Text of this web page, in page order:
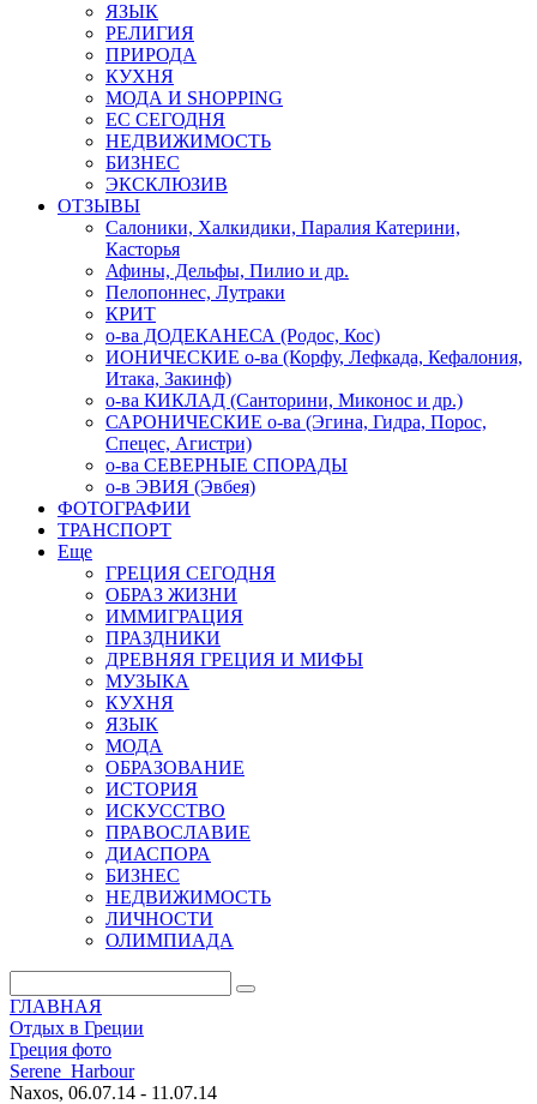
ЯЗЫК
РЕЛИГИЯ
ПРИРОДА
КУХНЯ
МОДА И SHOPPING
ЕС СЕГОДНЯ
НЕДВИЖИМОСТЬ
БИЗНЕС
ЭКСКЛЮЗИВ
ОТЗЫВЫ
Салоники, Халкидики, Паралия Катерини,
Касторья
Афины, Дельфы, Пилио и др.
Пелопоннес, Лутраки
КРИТ
о-ва ДОДЕКАНЕСА (Родос, Кос)
ИОНИЧЕСКИЕ о-ва (Корфу, Лефкада, Кефалония,
Итака, Закинф)
о-ва КИКЛАД (Санторини, Миконос и др.)
САРОНИЧЕСКИЕ о-ва (Эгина, Гидра, Порос,
Спецес, Агистри)
о-ва СЕВЕРНЫЕ СПОРАДЫ
о-в ЭВИЯ (Эвбея)
ФОТОГРАФИИ
ТРАНСПОРТ
Еще
ГРЕЦИЯ СЕГОДНЯ
ОБРАЗ ЖИЗНИ
ИММИГРАЦИЯ
ПРАЗДНИКИ
ДРЕВНЯЯ ГРЕЦИЯ И МИФЫ
МУЗЫКА
КУХНЯ
ЯЗЫК
МОДА
ОБРАЗОВАНИЕ
ИСТОРИЯ
ИСКУССТВО
ПРАВОСЛАВИЕ
ДИАСПОРА
БИЗНЕС
НЕДВИЖИМОСТЬ
ЛИЧНОСТИ
ОЛИМПИАДА
ГЛАВНАЯ
Отдых в Греции
Греция фото
Serene_Harbour
Naxos, 06.07.14 - 11.07.14